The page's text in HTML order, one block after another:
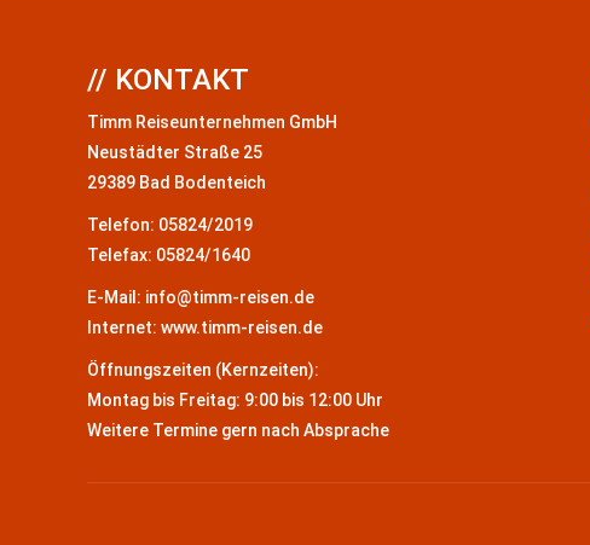
// KONTAKT
Timm Reiseunternehmen GmbH
Neustädter Straße 25
29389 Bad Bodenteich
Telefon: 05824/2019
Telefax: 05824/1640
E-Mail: info@timm-reisen.de
Internet: www.timm-reisen.de
Öffnungszeiten (Kernzeiten):
Montag bis Freitag: 9:00 bis 12:00 Uhr
Weitere Termine gern nach Absprache